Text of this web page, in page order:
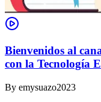
Bienvenidos al
con la Tecnología
By emysuazo2023